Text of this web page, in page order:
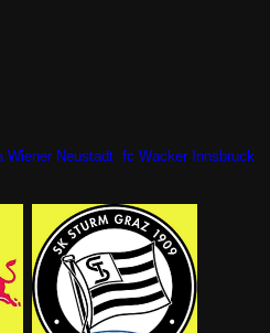
Wiener Neustadt fc Wacker Innsbruck